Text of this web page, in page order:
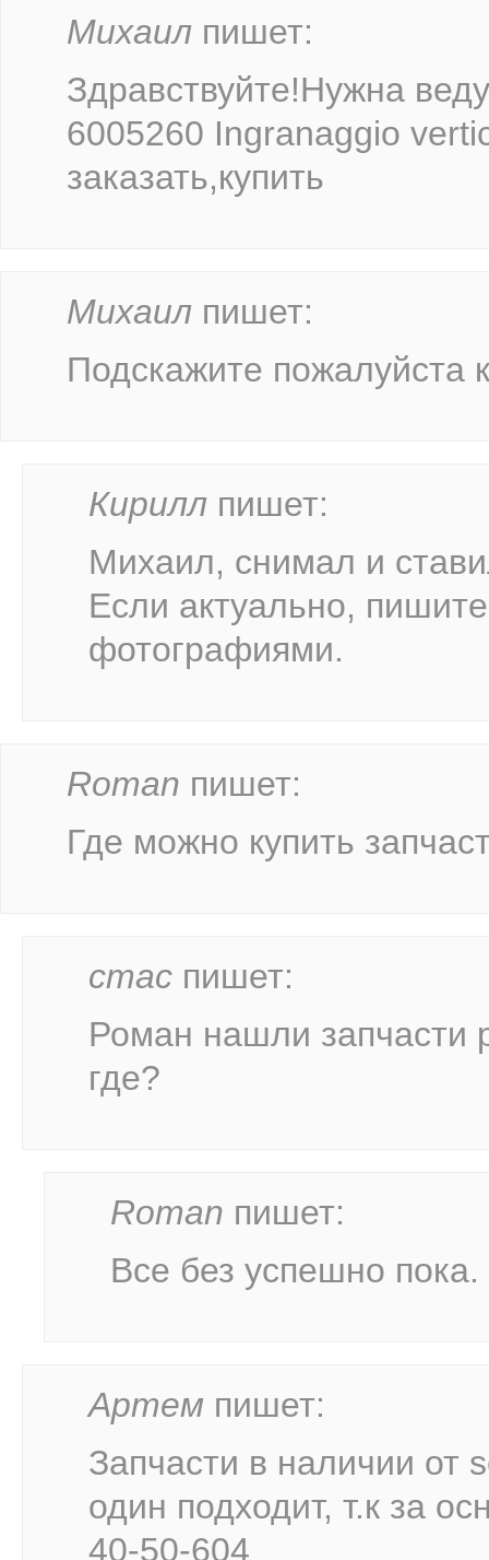
Михаил пишет:
Здравствуйте!Нужна
6005260 Ingranaggio
заказать,купить
Михаил пишет:
Подскажите пожалуйста
Кирилл пишет:
Михаил, снимал и
Если актуально,
фотографиями.
Roman пишет:
Где можно купить
стас пишет:
Роман нашли запчасти
где?
Roman пишет:
Все без успешно пока.
Артем пишет:
Запчасти в наличии от
один подходит, т.к за
40-50-604